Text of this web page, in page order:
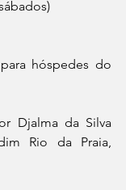
hóspedes do
Djalma da Silva
Rio da Praia,